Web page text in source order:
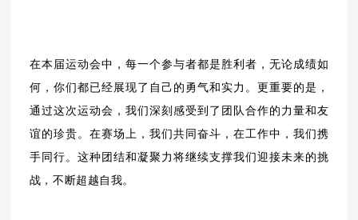
在本届运动会中，每一个参与者都是胜利者，无论成绩如
何，你们都已经展现了自己的勇气和实力。更重要的是，
通过这次运动会，我们深刻感受到了团队合作的力量和友
谊的珍贵。在赛场上，我们共同奋斗，在工作中，我们携
手同行。这种团结和凝聚力将继续支撑我们迎接未来的挑
战，不断超越自我。